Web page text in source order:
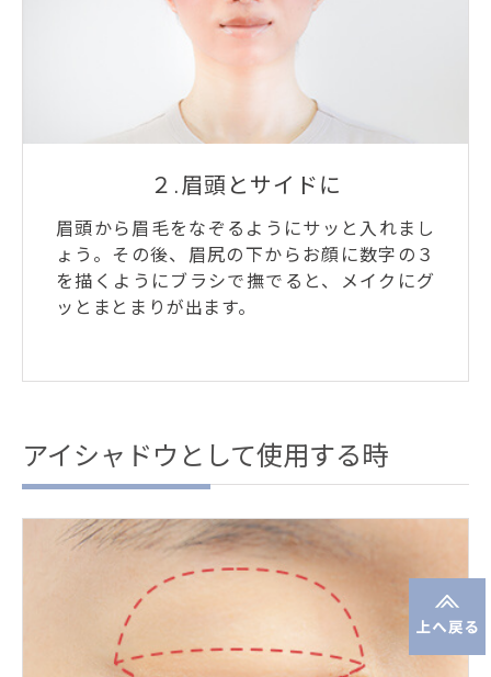
２.眉頭とサイドに
眉頭から眉毛をなぞるようにサッと入れまし
ょう。その後、眉尻の下からお顔に数字の３
を描くようにブラシで撫でると、メイクにグ
ッとまとまりが出ます。
アイシャドウとして使用する時